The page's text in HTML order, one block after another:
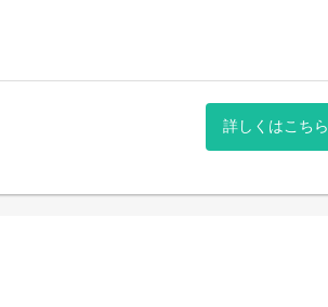
詳しくはこちら